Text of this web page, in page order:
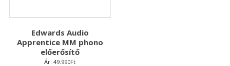
Edwards Audio
Apprentice MM phono
előerősítő
Ár: 49.990Ft